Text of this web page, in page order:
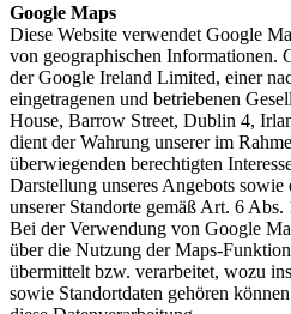
Google Maps
Diese Website verwendet Google
von geographischen Informationen.
der Google Ireland Limited, einer
eingetragenen und betriebenen
House, Barrow Street, Dublin 4,
dient der Wahrung unserer im
überwiegenden berechtigten
Darstellung unseres Angebots
unserer Standorte gemäß Art. 6
Bei der Verwendung von Google
über die Nutzung der Maps-
übermittelt bzw. verarbeitet, wozu
sowie Standortdaten gehören